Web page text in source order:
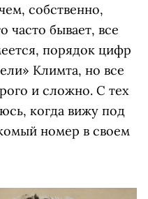
собственно,
часто бывает, все
порядок цифр
Климта, но все
и сложно. С тех
когда вижу под
номер в своем